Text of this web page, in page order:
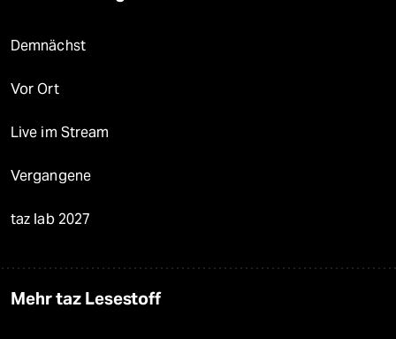
Demnächst
Vor Ort
Live im Stream
Vergangene
taz lab 2027
Mehr taz Lesestoff